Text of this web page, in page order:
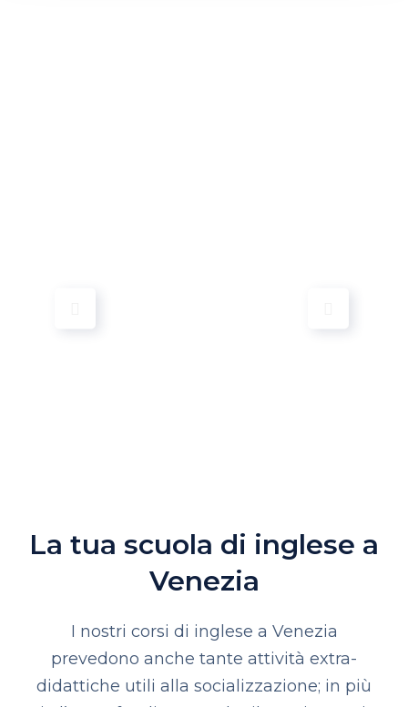
La tua scuola di inglese a
Venezia
I nostri corsi di inglese a Venezia
prevedono anche tante attività extra-
didattiche utili alla socializzazione; in più